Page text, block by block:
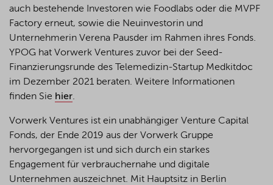
auch bestehende Investoren wie Foodlabs oder die MVPF
Factory erneut, sowie die Neuinvestorin und
Unternehmerin Verena Pausder im Rahmen ihres Fonds.
YPOG hat Vorwerk Ventures zuvor bei der Seed-
Finanzierungsrunde des Telemedizin-Startup Medkitdoc
im Dezember 2021 beraten. Weitere Informationen
finden Sie hier.
Vorwerk Ventures ist ein unabhängiger Venture Capital
Fonds, der Ende 2019 aus der Vorwerk Gruppe
hervorgegangen ist und sich durch ein starkes
Engagement für verbrauchernahe und digitale
Unternehmen auszeichnet. Mit Hauptsitz in Berlin